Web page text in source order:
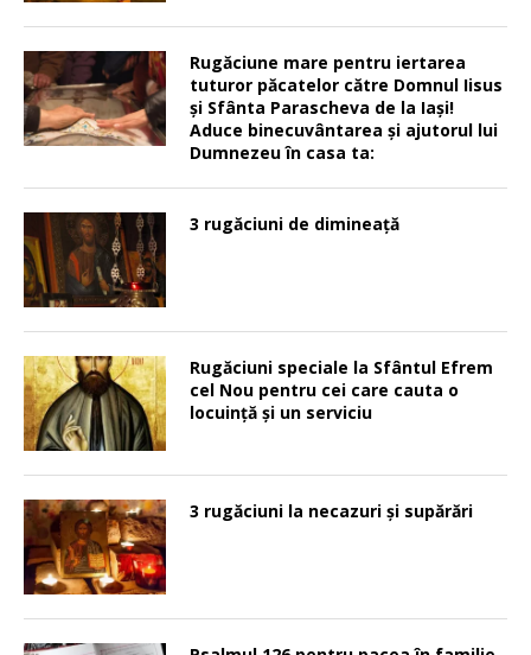
Rugăciune mare pentru iertarea
tuturor păcatelor către Domnul Iisus
şi Sfânta Parascheva de la Iaşi!
Aduce binecuvântarea şi ajutorul lui
Dumnezeu în casa ta:
3 rugăciuni de dimineață
Rugăciuni speciale la Sfântul Efrem
cel Nou pentru cei care cauta o
locuinţă şi un serviciu
3 rugăciuni la necazuri și supărări